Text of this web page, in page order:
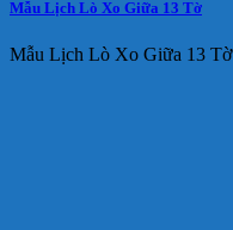
Mẫu Lịch Lò Xo Giữa 13 Tờ
Mẫu Lịch Lò Xo Giữa 13